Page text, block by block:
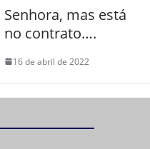
Senhora, mas está
no contrato….
16 de abril de 2022